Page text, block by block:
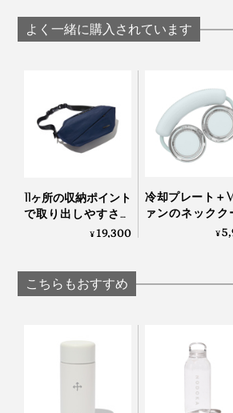
予備のシリコンパッキンが付属しています
5. お手入れ簡単
内側のチタン配合セラミックコー
イや味が付着しにくいため、お手
剤と柔らかいスポンジで、優しく洗
グ・ボトル｜WOKY
グ・ボトル｜
よく一緒に購入されています
11ヶ所の収納ポイント
で取り出しやすさを
設計した、「防水ア
TRASPO 9
¥19,300
冷却プレート＋
ァンのネックク
ー｜Neck Band
¥
こちらもおすすめ